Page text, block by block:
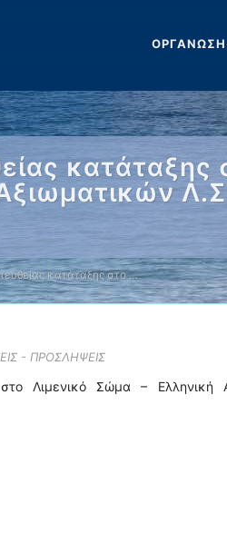
κατάταξης
κατάταξης στο …
- ΠΡΟΣΛΗΨΕΙΣ
Λιμενικό Σώμα –